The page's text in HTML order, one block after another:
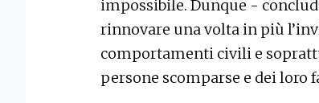
impossibile. Dunque -
rinnovare una volta in più
comportamenti civili e
persone scomparse e dei